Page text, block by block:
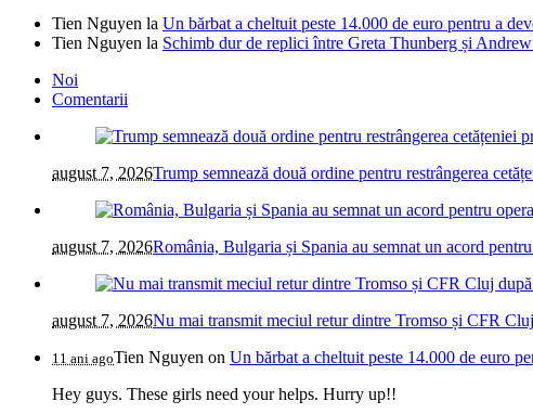
Tien Nguyen la Un bărbat a cheltuit peste 14.000 de euro pentru a
Tien Nguyen la Schimb dur de replici între Greta Thunberg și
Noi
Comentarii
august 7, 2026Trump semnează două ordine pentru restrângerea
august 7, 2026România, Bulgaria și Spania au semnat un acord
august 7, 2026Nu mai transmit meciul retur dintre Tromso și CFR
11 ani agoTien Nguyen on Un bărbat a cheltuit peste 14.000 de euro
Hey guys. These girls need your helps. Hurry up!!